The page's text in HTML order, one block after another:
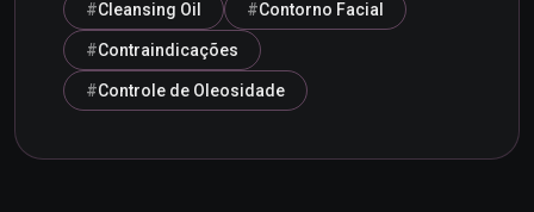
Cleansing Oil Contorno Facial
Contraindicações
Controle de Oleosidade